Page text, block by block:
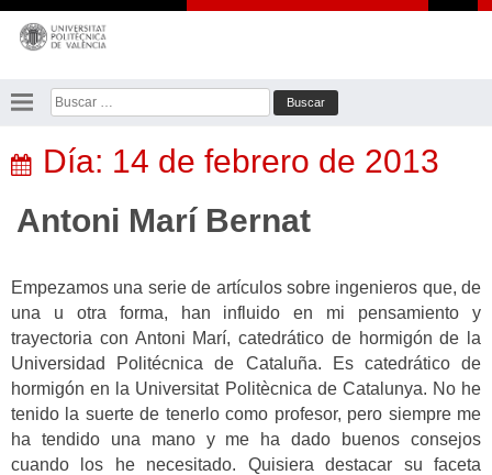
Saltar
contenido
Buscar:
Día: 14 de febrero de 2013
Antoni Marí Bernat
Empezamos una serie de artículos sobre ingenieros que, de
una u otra forma, han influido en mi pensamiento y
trayectoria con Antoni Marí, catedrático de hormigón de la
Universidad Politécnica de Cataluña. Es catedrático de
hormigón en la Universitat Politècnica de Catalunya. No he
tenido la suerte de tenerlo como profesor, pero siempre me
ha tendido una mano y me ha dado buenos consejos
cuando los he necesitado. Quisiera destacar su faceta